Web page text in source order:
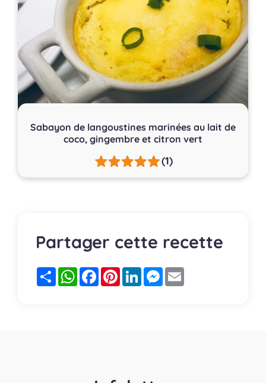
Sabayon de langoustines marinées au lait de
coco, gingembre et citron vert
(1)
Partager cette recette
PartagerWhatsApp
FacebookPinterestLinkedInMessenger